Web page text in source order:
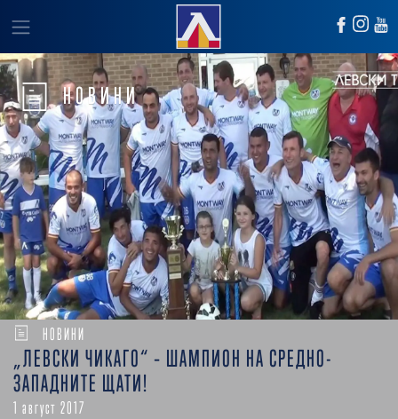
НОВИНИ
НОВИНИ
„ЛЕВСКИ ЧИКАГО“ – ШАМПИОН НА СРЕДНО-
ЗАПАДНИТЕ ЩАТИ!
1 август 2017